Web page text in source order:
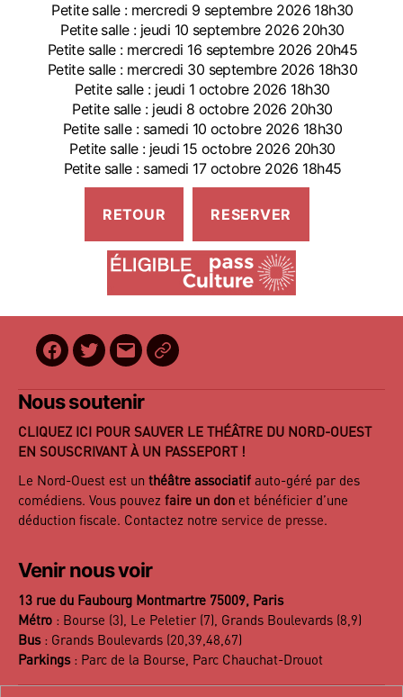
Petite salle : mercredi 9 septembre 2026 18h30
Petite salle : jeudi 10 septembre 2026 20h30
Petite salle : mercredi 16 septembre 2026 20h45
Petite salle : mercredi 30 septembre 2026 18h30
Petite salle : jeudi 1 octobre 2026 18h30
Petite salle : jeudi 8 octobre 2026 20h30
Petite salle : samedi 10 octobre 2026 18h30
Petite salle : jeudi 15 octobre 2026 20h30
Petite salle : samedi 17 octobre 2026 18h45
Facebook
Twitter
E-
mail
BilletReduc
Nous soutenir
CLIQUEZ ICI POUR SAUVER LE THÉÂTRE DU NORD-OUEST
EN SOUSCRIVANT À UN PASSEPORT !
Le Nord-Ouest est un théâtre associatif auto-géré par des
comédiens. Vous pouvez faire un don et bénéficier d’une
déduction fiscale. Contactez notre service de presse.
Venir nous voir
13 rue du Faubourg Montmartre 75009, Paris
Métro : Bourse (3), Le Peletier (7), Grands Boulevards (8,9)
Bus: Grands Boulevards (20,39,48,67)
Parkings: Parc de la Bourse, Parc Chauchat-Drouot